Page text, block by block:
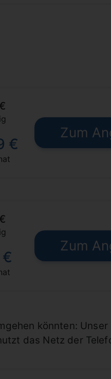
€
Zum
Zum
könnten:
das Netz der